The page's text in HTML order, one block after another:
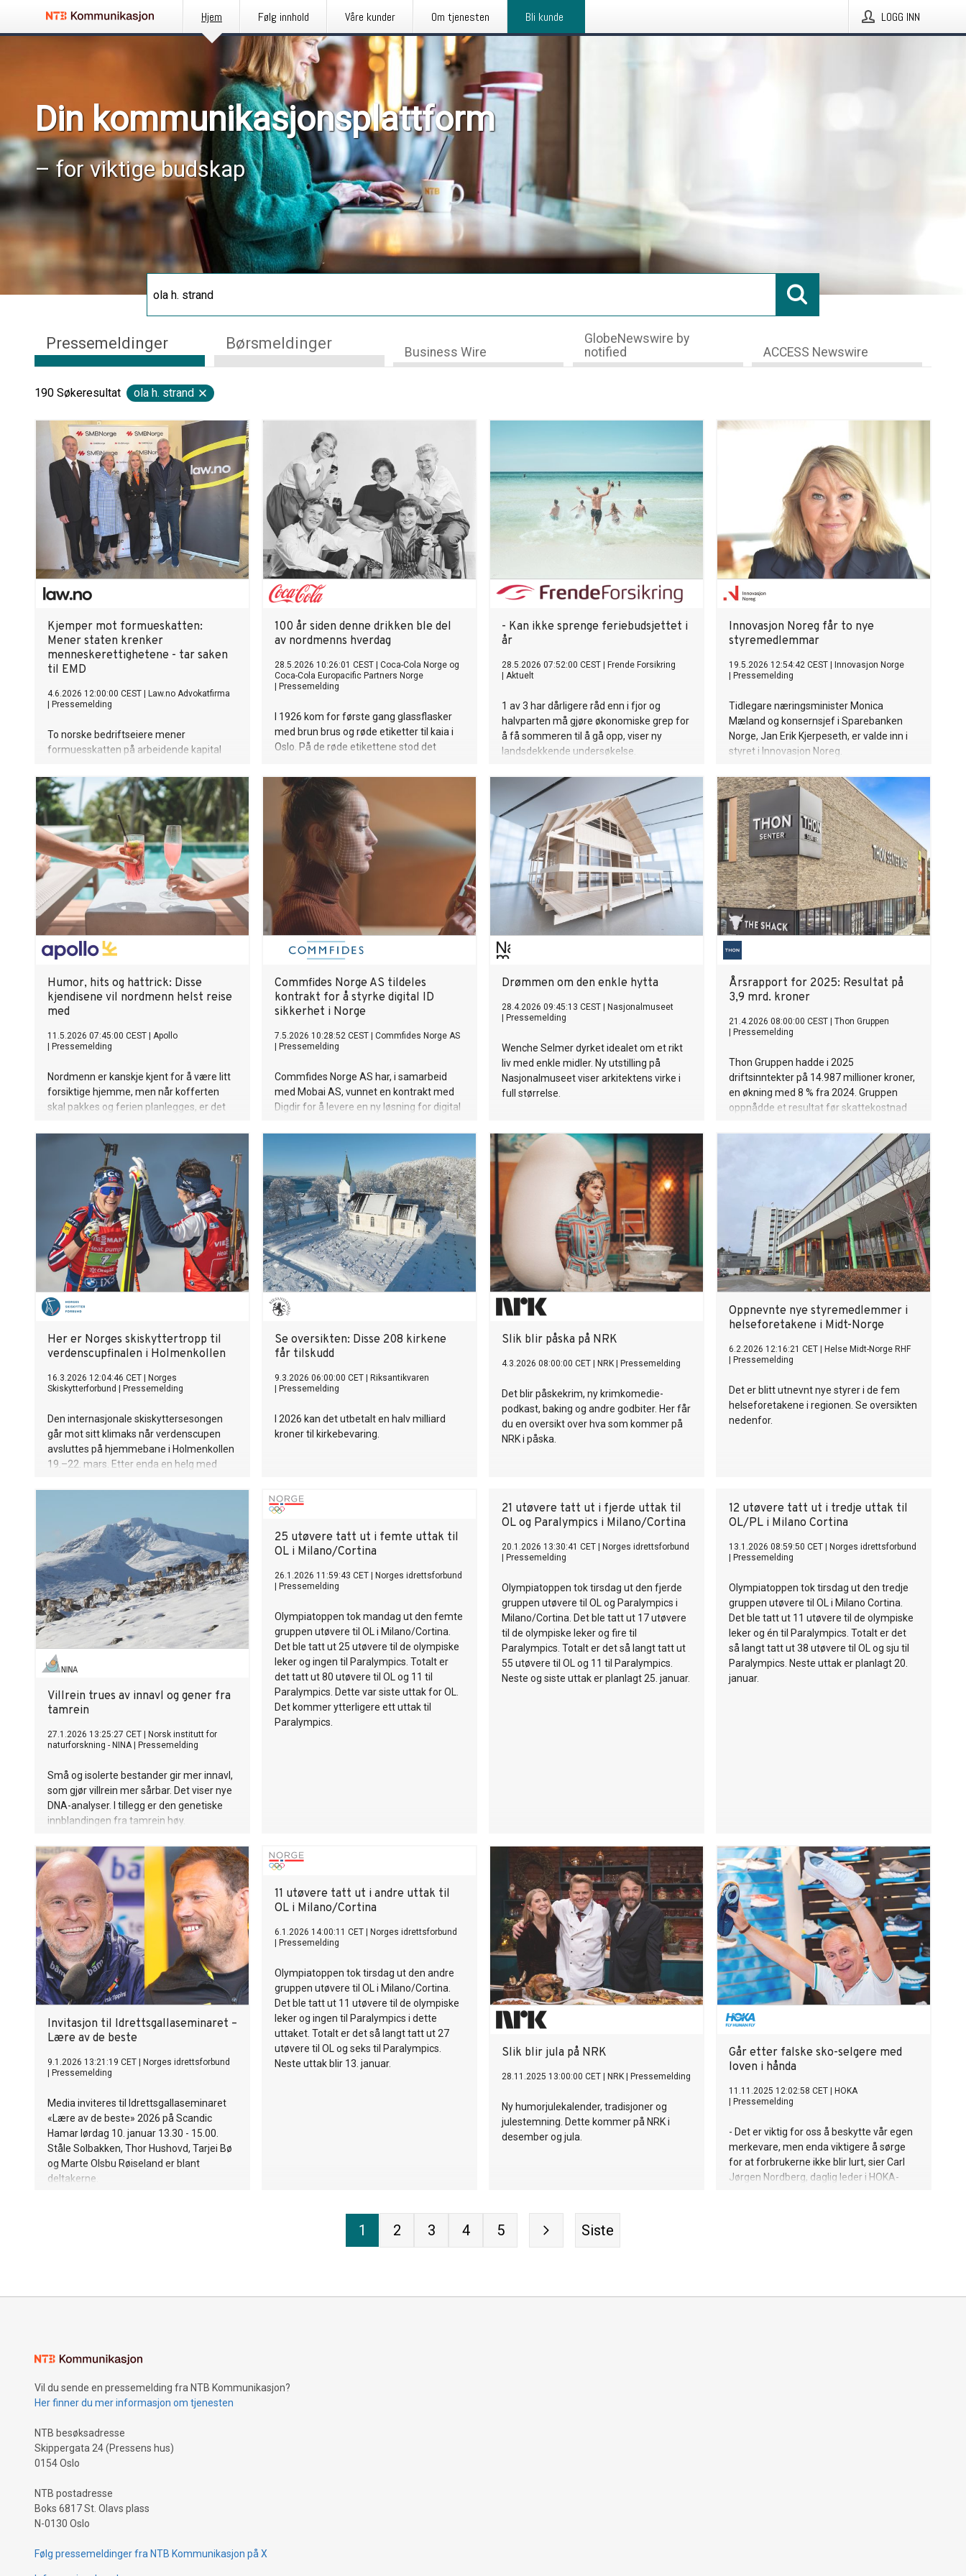
Hjem Følg innhold Våre kunder Om tjenesten Bli kunde LOGG INN
Din kommunikasjonsplattform
– for viktige budskap
Pressemeldinger Børsmeldinger Business Wire
GlobeNewswire by
notified
ACCESS Newswire
190 Søkeresultat ola h. strand
Kjemper mot formueskatten:
Mener staten krenker
menneskerettighetene - tar saken
til EMD
4.6.2026 12:00:00 CEST
Law.no Advokatfirma
Pressemelding
To norske bedriftseiere mener
formuesskatten på arbeidende kapital
med menneskerettighetene. Nå bringer
de saken inn for Den europeiske
menneskerettsdomstolen (EMD) i
Strasbourg. Utfallet kan få betydning for
et bredt lag av norske små og
mellomstore bedrifter.
100 år siden denne drikken ble del
av nordmenns hverdag
28.5.2026 10:26:01 CEST
Coca-Cola Norge og
Coca-Cola Europacific Partners Norge
Pressemelding
I 1926 kom for første gang glassflasker
med brun brus og røde etiketter til kaia i
Oslo. På de røde etikettene stod det
fyller nå 100 år i Norge. Her får du litt av
historien om hvordan den brune brusen
ble del av den norske hverdagen.
- Kan ikke sprenge feriebudsjettet i
år
28.5.2026 07:52:00 CEST
Frende Forsikring
Aktuelt
1 av 3 har dårligere råd enn i fjor og
halvparten må gjøre økonomiske grep for
å få sommeren til å gå opp, viser ny
landsdekkende undersøkelse.
Innovasjon Noreg får to nye
styremedlemmar
19.5.2026 12:54:42 CEST
Innovasjon Norge
Pressemelding
Tidlegare næringsminister Monica
Mæland og konsernsjef i Sparebanken
Norge, Jan Erik Kjerpeseth, er valde inn i
styret i Innovasjon Noreg.
Humor, hits og hattrick: Disse
kjendisene vil nordmenn helst reise
med
11.5.2026 07:45:00 CEST
Apollo
Pressemelding
Nordmenn er kanskje kjent for å være litt
forsiktige hjemme, men når kofferten
skal pakkes og ferien planlegges, er det
Commfides Norge AS tildeles
kontrakt for å styrke digital ID
sikkerhet i Norge
7.5.2026 10:28:52 CEST
Commfides Norge AS
Pressemelding
Commfides Norge AS har, i samarbeid
med Mobai AS, vunnet en kontrakt med
Digdir for å levere en ny løsning for digital
styrke sikkerheten rundt digitale
identiteter i Norge.
Drømmen om den enkle hytta
28.4.2026 09:45:13 CEST
Nasjonalmuseet
Pressemelding
Wenche Selmer dyrket idealet om et rikt
liv med enkle midler. Ny utstilling på
Nasjonalmuseet viser arkitektens virke i
full størrelse.
Årsrapport for 2025: Resultat på
3,9 mrd. kroner
21.4.2026 08:00:00 CEST
Thon Gruppen
Pressemelding
Thon Gruppen hadde i 2025
driftsinntekter på 14.987 millioner kroner,
en økning med 8 % fra 2024. Gruppen
oppnådde et resultat før skattekostnad
millioner kroner i 2024. Verdiendringer på
eiendomsporteføljen og finansielle
instrumenter var 165 millioner kroner,
mot 111 millioner kroner i 2024. I 2025
valgte konsernet å gjennomføre store
vedlikeholds- og oppgraderingsprosjekter
på eiendoms-porteføljen, og totale
vedlikeholdskostnader beløp seg til 1.028
millioner kroner, en økning fra 798
millioner kroner i 2024. Resultatet før
skattekostnad, verdiendringer og
valutaposter ble 3.985 millioner kroner,
mot 4.112 millioner kroner i 2024. - De
fleste av Gruppens virksomheter, viste en
god resultatvekst, og vi er godt fornøyde
med at Thon Gruppen oppnådde et solid
vedlikeholdskostnader på
eiendomsporteføljen, sier
visekonsernsjef Arne B. Sperre.
Her er Norges skiskyttertropp til
verdenscupfinalen i Holmenkollen
16.3.2026 12:04:46 CET
Norges
Skiskytterforbund
Pressemelding
Den internasjonale skiskyttersesongen
går mot sitt klimaks når verdenscupen
avsluttes på hjemmebane i Holmenkollen
19.–22. mars. Etter enda en helg med
Se oversikten: Disse 208 kirkene
får tilskudd
9.3.2026 06:00:00 CET
Riksantikvaren
Pressemelding
I 2026 kan det utbetalt en halv milliard
kroner til kirkebevaring.
Slik blir påska på NRK
4.3.2026 08:00:00 CET NRK Pressemelding
Det blir påskekrim, ny krimkomedie-
podkast, baking og andre godbiter. Her får
du en oversikt over hva som kommer på
NRK i påska.
Oppnevnte nye styremedlemmer i
helseforetakene i Midt-Norge
6.2.2026 12:16:21 CET
Helse Midt-Norge RHF
Pressemelding
Det er blitt utnevnt nye styrer i de fem
helseforetakene i regionen. Se oversikten
nedenfor.
Villrein trues av innavl og gener fra
tamrein
27.1.2026 13:25:27 CET
Norsk institutt for
naturforskning - NINA| Pressemelding
Små og isolerte bestander gir mer innavl,
som gjør villrein mer sårbar. Det viser nye
DNA-analyser. I tillegg er den genetiske
innblandingen fra tamrein høy.
25 utøvere tatt ut i femte uttak til
OL i Milano/Cortina
26.1.2026 11:59:43 CET
Norges idrettsforbund
Pressemelding
Olympiatoppen tok mandag ut den femte
gruppen utøvere til OL i Milano/Cortina.
Det ble tatt ut 25 utøvere til de olympiske
leker og ingen til Paralympics. Totalt er
det tatt ut 80 utøvere til OL og 11 til
Paralympics. Dette var siste uttak for OL.
Det kommer ytterligere ett uttak til
Paralympics.
21 utøvere tatt ut i fjerde uttak til
OL og Paralympics i Milano/Cortina
20.1.2026 13:30:41 CET
Norges idrettsforbund
Pressemelding
Olympiatoppen tok tirsdag ut den fjerde
gruppen utøvere til OL og Paralympics i
Milano/Cortina. Det ble tatt ut 17 utøvere
til de olympiske leker og fire til
Paralympics. Totalt er det så langt tatt ut
55 utøvere til OL og 11 til Paralympics.
Neste og siste uttak er planlagt 25. januar.
12 utøvere tatt ut i tredje uttak til
OL/PL i Milano Cortina
13.1.2026 08:59:50 CET
Norges idrettsforbund
Pressemelding
Olympiatoppen tok tirsdag ut den tredje
gruppen utøvere til OL i Milano Cortina.
Det ble tatt ut 11 utøvere til de olympiske
leker og én til Paralympics. Totalt er det
så langt tatt ut 38 utøvere til OL og sju til
Paralympics. Neste uttak er planlagt 20.
januar.
Invitasjon til Idrettsgallaseminaret –
Lære av de beste
9.1.2026 13:21:19 CET
Norges idrettsforbund
Pressemelding
Media inviteres til Idrettsgallaseminaret
«Lære av de beste» 2026 på Scandic
Hamar lørdag 10. januar 13.30 - 15.00.
Ståle Solbakken, Thor Hushovd, Tarjei Bø
og Marte Olsbu Røiseland er blant
deltakerne.
11 utøvere tatt ut i andre uttak til
OL i Milano/Cortina
6.1.2026 14:00:11 CET
Norges idrettsforbund
Pressemelding
Olympiatoppen tok tirsdag ut den andre
gruppen utøvere til OL i Milano/Cortina.
Det ble tatt ut 11 utøvere til de olympiske
leker og ingen til Paralympics i dette
uttaket. Totalt er det så langt tatt ut 27
utøvere til OL og seks til Paralympics.
Neste uttak blir 13. januar.
Slik blir jula på NRK
28.11.2025 13:00:00 CET NRK Pressemelding
Ny humorjulekalender, tradisjoner og
julestemning. Dette kommer på NRK i
desember og jula.
Går etter falske sko-selgere med
loven i hånda
11.11.2025 12:02:58 CET
HOKA
Pressemelding
- Det er viktig for oss å beskytte vår egen
merkevare, men enda viktigere å sørge
for at forbrukerne ikke blir lurt, sier Carl
Jørgen Nordberg, daglig leder i HOKA-
1 2 3 4 5 Siste
Vil du sende en pressemelding fra NTB Kommunikasjon?
Her finner du mer informasjon om tjenesten
NTB besøksadresse
Skippergata 24 (Pressens hus)
0154 Oslo
NTB postadresse
Boks 6817 St. Olavs plass
N-0130 Oslo
Følg pressemeldinger fra NTB Kommunikasjon på X